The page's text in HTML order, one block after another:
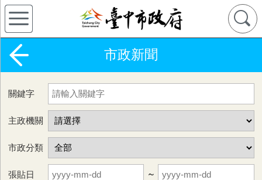
市政新聞
關鍵字
主政機關
市政分類
張貼日 ~